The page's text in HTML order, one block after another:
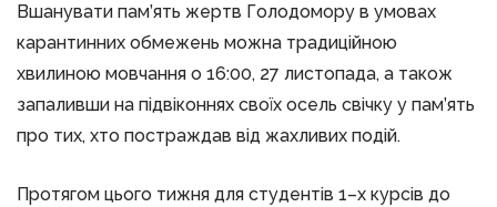
Вшанувати пам’ять жертв Голодомору в умовах
карантинних обмежень можна традиційною
хвилиною мовчання о 16:00, 27 листопада, а також
запаливши на підвіконнях своїх осель свічку у пам’ять
про тих, хто постраждав від жахливих подій.
Протягом цього тижня для студентів 1–х курсів до